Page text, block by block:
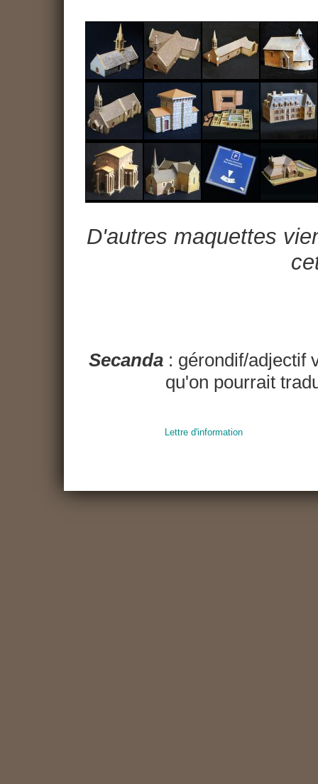
D'autres maquettes
Secanda: gérondif/adjectif
qu'on pourrait
Lettre d'information